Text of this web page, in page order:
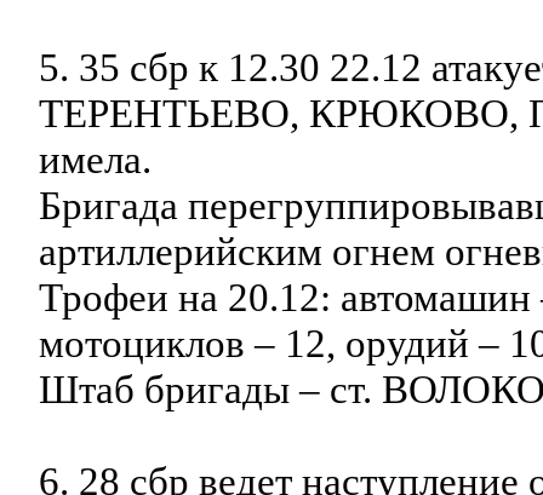
5. 35 сбр к 12.30 22.12
ТЕРЕНТЬЕВО, КРЮКОВО,
имела.
Бригада
артиллерийским огнем
Трофеи на 20.12: автомашин
мотоциклов – 12, орудий –
Штаб бригады – ст.
6. 28 сбр ведет